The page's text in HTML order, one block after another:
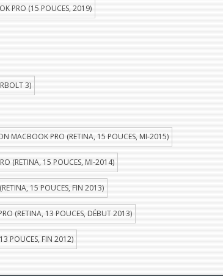
PRO (15 POUCES, 2019)
3)
MACBOOK PRO (RETINA, 15 POUCES, MI-2015)
(RETINA, 15 POUCES, MI-2014)
15 POUCES, FIN 2013)
(RETINA, 13 POUCES, DÉBUT 2013)
POUCES, FIN 2012)